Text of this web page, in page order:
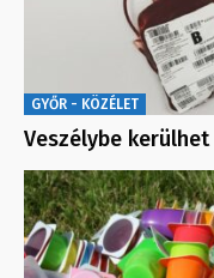
GYŐR - KÖZÉLET
Veszélybe